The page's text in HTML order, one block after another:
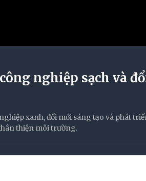
nghiệp sạch và
xanh, đổi mới sáng tạo và phát
thiện môi trường.